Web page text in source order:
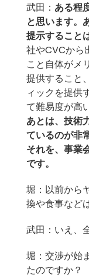
武田： ある程
と思います。
提示すること
社やCVCから
こと自体がメ
提供すること
ィックを提供
て難易度が高
あとは、技術
ているのが非
それを、事業
です。
堀：以前から
換や食事など
武田：いえ、
堀：交渉が始
たのですか？